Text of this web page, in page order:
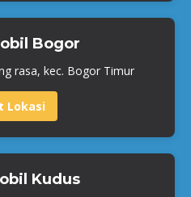
Bogor
rasa, kec. Bogor Timur
Lokasi
Kudus